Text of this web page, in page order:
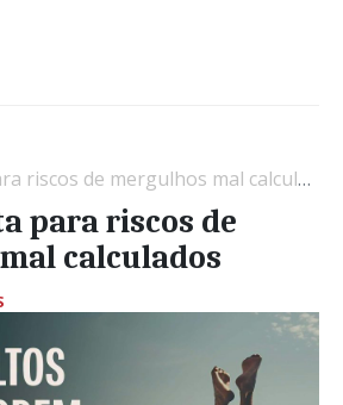
riscos de mergulhos mal calculados
para riscos de
calculados